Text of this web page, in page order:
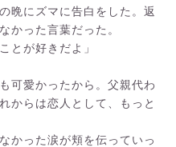
晩にズマに告白をした。返
かった言葉だった。
とが好きだよ」
可愛かったから。父親代わ
からは恋人として、もっと
かった涙が頬を伝っていっ